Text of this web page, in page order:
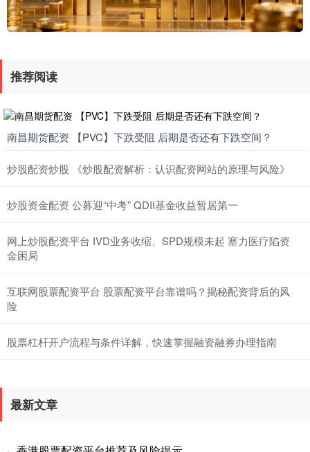
推荐阅读
南昌期货配资 【PVC】下跌受阻 后期是否还有下跌空间？
炒股配资炒股 《炒股配资解析：认识配资网站的原理与风险》
炒股资金配资 公募迎“中考” QDII基金收益暂居第一
网上炒股配资平台 IVD业务收缩、SPD规模未起 塞力医疗陷资
金困局
互联网股票配资平台 股票配资平台靠谱吗？揭秘配资背后的风
险
股票杠杆开户流程与条件详解，快速掌握融资融券办理指南
最新文章